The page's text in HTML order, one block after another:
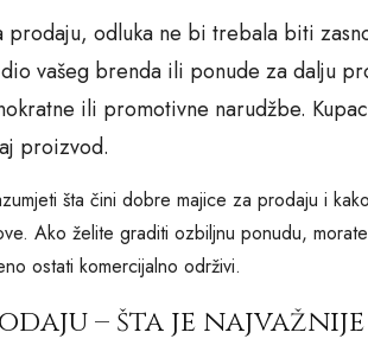
odluka ne bi trebala biti
vašeg brenda ili ponude za dalju
ili promotivne narudžbe.
proizvod.
šta čini dobre majice za prodaju i
Ako želite graditi ozbiljnu ponudu,
ostati komercijalno održivi.
– šta je